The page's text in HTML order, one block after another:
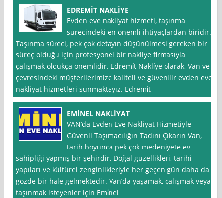
EDREMİT NAKLİYE
Evden eve nakliyat hizmeti, taşınma
sürecindeki en önemli ihtiyaçlardan biridir.
Taşınma süreci, pek çok detayın düşünülmesi gereken bir
süreç olduğu için profesyonel bir nakliye firmasıyla
çalışmak oldukça önemlidir. Edremi̇t Nakli̇ye olarak, Van ve
çevresindeki müşterilerimize kaliteli ve güvenilir evden eve
nakliyat hizmetleri sunmaktayız. Edremi̇t
EMİNEL NAKLİYAT
VAN’da Evden Eve Nakliyat Hizmetiyle
Güvenli Taşımacılığın Tadını Çıkarın Van,
tarih boyunca pek çok medeniyete ev
sahipliği yapmış bir şehirdir. Doğal güzellikleri, tarihi
yapıları ve kültürel zenginlikleriyle her geçen gün daha da
gözde bir hale gelmektedir. Van’da yaşamak, çalışmak veya
taşınmak isteyenler için Emi̇nel